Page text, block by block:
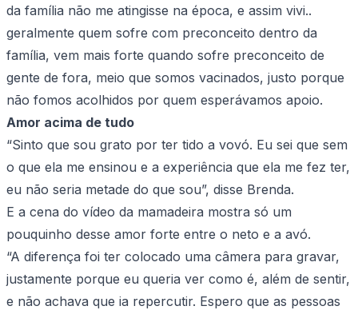
da família não me atingisse na época, e assim vivi..
geralmente quem sofre com preconceito dentro da
família, vem mais forte quando sofre preconceito de
gente de fora, meio que somos vacinados, justo porque
não fomos acolhidos por quem esperávamos apoio.
Amor acima de tudo
“Sinto que sou grato por ter tido a vovó. Eu sei que sem
o que ela me ensinou e a experiência que ela me fez ter,
eu não seria metade do que sou”, disse Brenda.
E a cena do vídeo da mamadeira mostra só um
pouquinho desse amor forte entre o neto e a avó.
“A diferença foi ter colocado uma câmera para gravar,
justamente porque eu queria ver como é, além de sentir,
e não achava que ia repercutir. Espero que as pessoas